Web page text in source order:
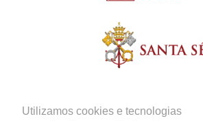
Utilizamos cookies e tecnologias